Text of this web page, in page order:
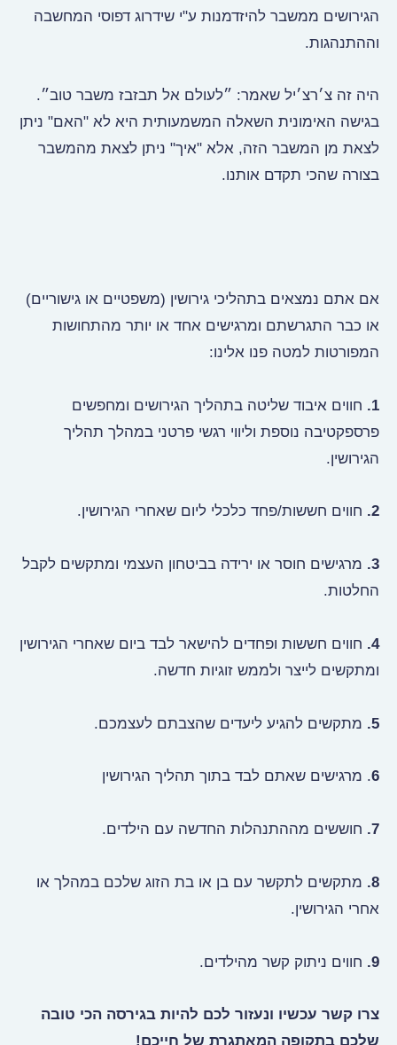
הגירושים ממשבר להיזדמנות ע"י שידרוג דפוסי המחשבה
וההתנהגות.
היה זה צ׳רצ׳יל שאמר: ״לעולם אל תבזבז משבר טוב״.
בגישה האימונית השאלה המשמעותית היא לא "האם" ניתן
לצאת מן המשבר הזה, אלא "איך" ניתן לצאת מהמשבר
בצורה שהכי תקדם אותנו.
אם אתם נמצאים בתהליכי גירושין (משפטיים או גישוריים)
או כבר התגרשתם ומרגישים אחד או יותר מהתחושות
המפורטות למטה פנו אלינו:
1.
חווים איבוד שליטה בתהליך הגירושים ומחפשים
פרספקטיבה נוספת וליווי רגשי פרטני במהלך תהליך
הגירושין.
2. חווים חששות/פחד כלכלי ליום שאחרי הגירושין.
3. מרגישים חוסר או ירידה בביטחון העצמי ומתקשים לקבל
החלטות.
4. חווים חששות ופחדים להישאר לבד ביום שאחרי הגירושין
ומתקשים לייצר ולממש זוגיות חדשה.
5. מתקשים להגיע ליעדים שהצבתם לעצמכם.
6. מרגישים שאתם לבד בתוך תהליך הגירושין
7. חוששים מההתנהלות החדשה עם הילדים.
8. מתקשים לתקשר עם בן או בת הזוג שלכם במהלך או
אחרי הגירושין.
9. חווים ניתוק קשר מהילדים.
צרו קשר עכשיו ונעזור לכם להיות בגירסה הכי טובה
שלכם בתקופה המאתגרת של חייכם!